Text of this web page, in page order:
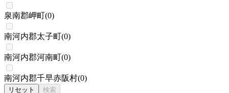
泉南郡岬町(0)
南河内郡太子町(0)
南河内郡河南町(0)
南河内郡千早赤阪村(0)
リセット 検索